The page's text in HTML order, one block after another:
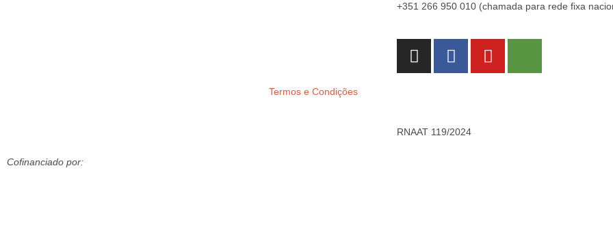
+351 266 950 010 (chamada para rede fixa
Termos e Condições
RNAAT 119/2024
Cofinanciado por: